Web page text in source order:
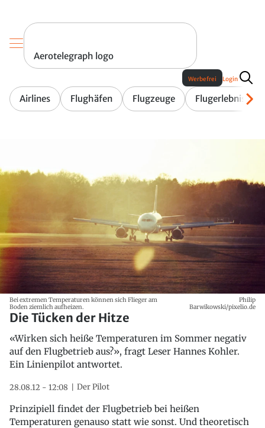
Aerotelegraph logo
Airlines Flughäfen Flugzeuge Flugerlebnis
Werbefrei Login
Bei extremen Temperaturen können sich Flieger am
Boden ziemlich aufheizen.
Philip
Barwikowski/pixelio.de
Die Tücken der Hitze
«Wirken sich heiße Temperaturen im Sommer negativ
auf den Flugbetrieb aus?», fragt Leser Hannes Kohler.
Ein Linienpilot antwortet.
28.08.12 - 12:08 Der Pilot
Prinzipiell findet der Flugbetrieb bei heißen
Temperaturen genauso statt wie sonst. Und theoretisch